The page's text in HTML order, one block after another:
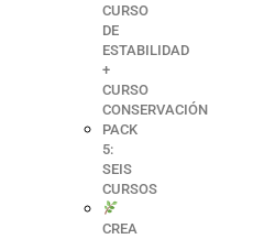
CURSO
DE
ESTABILIDAD
+
CURSO
CONSERVACIÓN
PACK
5:
SEIS
CURSOS
CREA